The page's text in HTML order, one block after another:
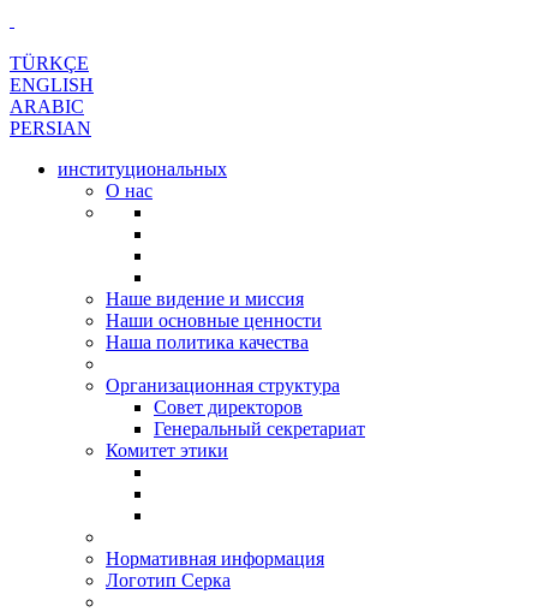
TÜRKÇE
ENGLISH
ARABIC
PERSIAN
институциональных
О нас
Наше видение и миссия
Наши основные ценности
Наша политика качества
Организационная структура
Совет директоров
Генеральный секретариат
Комитет этики
Нормативная информация
Логотип Серка